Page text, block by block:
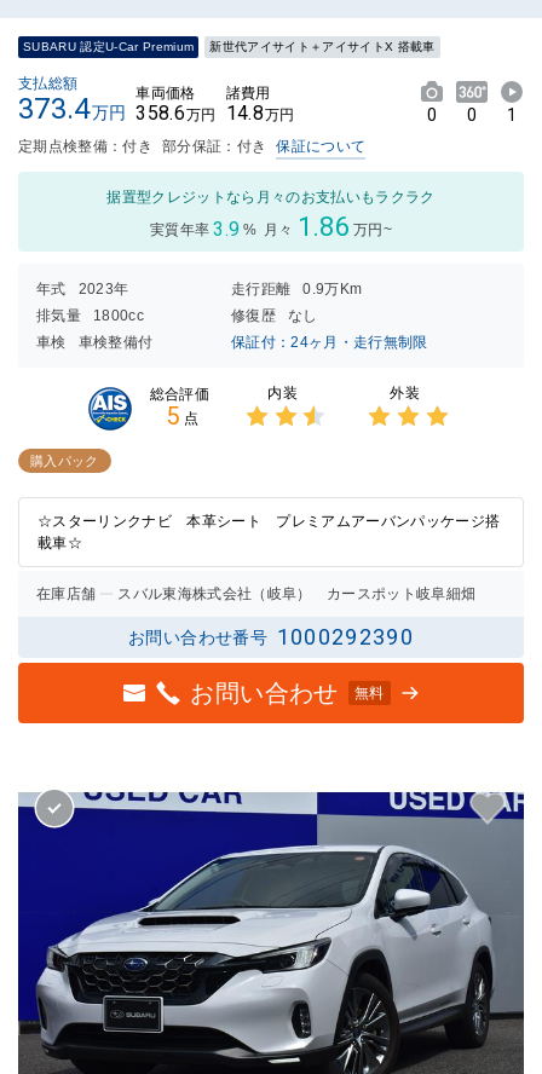
SUBARU 認定U-Car Premium 新世代アイサイト＋アイサイトX 搭載車
支払総額
373.4万円
車両価格
358.6万円
諸費用
14.8万円 0 0 1
定期点検整備：付き 部分保証：付き 保証について
据置型クレジットなら月々のお支払いもラクラク
実質年率 3.9 % 月々 1.86 万円~
年式 2023年 走行距離
0.9万Km
排気量
1800cc 修復歴
なし
車検
車検整備付 保証付：24ヶ月・走行無制限
総合評価
5 点
内装 外装
購入パック
☆スターリンクナビ 本革シート プレミアムアーバンパッケージ搭
載車☆
在庫店舗 スバル東海株式会社（岐阜） カースポット岐阜細畑
お問い合わせ番号 1000292390
お問い合わせ 無料